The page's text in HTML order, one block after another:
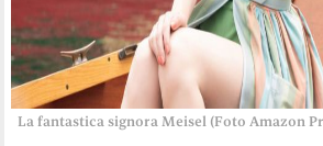
La fantastica signora Meisel (Foto Amazon